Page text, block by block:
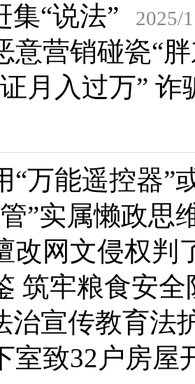
集“说法” 2025/
意营销碰瓷“
月入过万” 诈
“万能遥控器”
”实属懒政思
改网文侵权判
筑牢粮食安全
治宣传教育法
室致32户房屋